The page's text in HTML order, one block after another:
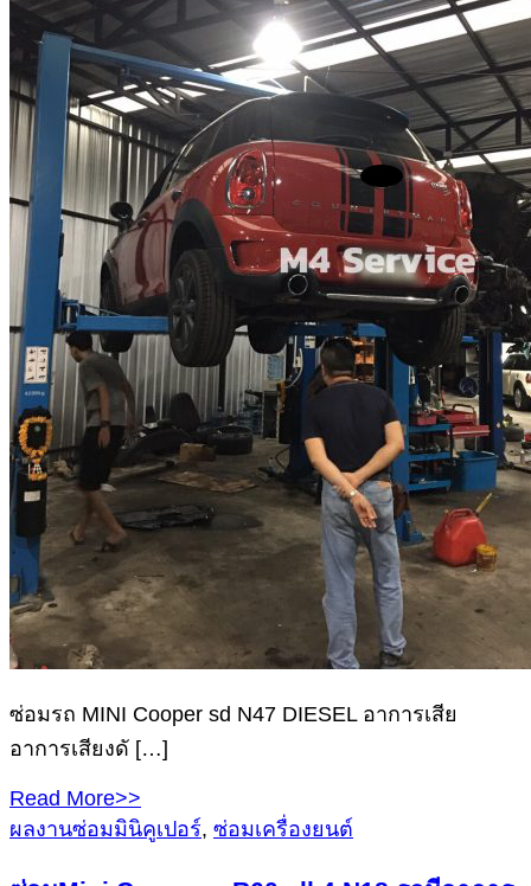
ซ่อมรถ MINI Cooper sd N47 DIESEL อาการเสีย
อาการเสียงดั […]
Read More>>
ผลงานซ่อมมินิคูเปอร์, ซ่อมเครื่องยนต์